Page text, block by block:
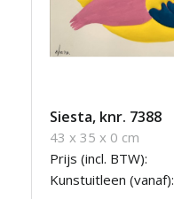
Siesta, knr. 7388
43 x 35 x 0 cm
Prijs (incl. BTW):
Kunstuitleen (vanaf):